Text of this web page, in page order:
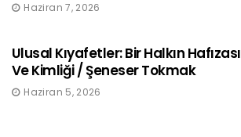
Haziran 7, 2026
Ulusal Kıyafetler: Bir Halkın Hafızası
Ve Kimliği / Şeneser Tokmak
Haziran 5, 2026